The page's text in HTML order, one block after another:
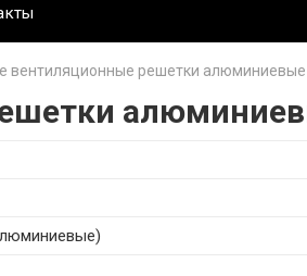
вентиляционные решетки алюминиевые